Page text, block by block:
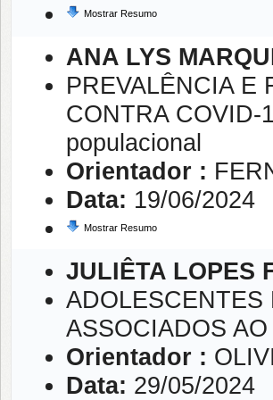
Mostrar Resumo
ANA LYS
PREVALÊNCIA E
CONTRA COVID-
populacional
Orientador :
Data: 19/06/2024
Mostrar Resumo
JULIÊTA LOPES
ADOLESCENTES
ASSOCIADOS
Orientador :
Data: 29/05/2024